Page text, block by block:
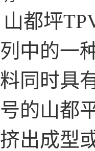
山都坪
列中的一
料同时具
号的山都
挤出成型